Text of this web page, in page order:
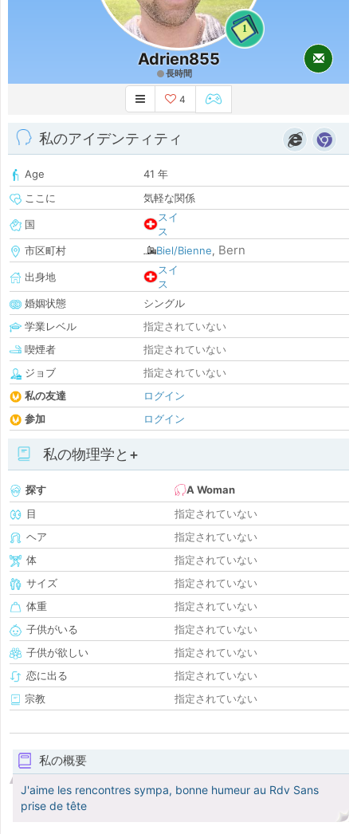
1
Adrien855
長時間
4
私のアイデンティティ
Age
41 年
ここに
気軽な関係
国
スイ
ス
市区町村
Biel/Bienne, Bern
出身地
スイ
ス
婚姻状態
シングル
学業レベル
指定されていない
喫煙者
指定されていない
ジョブ
指定されていない
私の友達
ログイン
参加
ログイン
私の物理学と+
探す
A Woman
目
指定されていない
ヘア
指定されていない
体
指定されていない
サイズ
指定されていない
体重
指定されていない
子供がいる
指定されていない
子供が欲しい
指定されていない
恋に出る
指定されていない
宗教
指定されていない
私の概要
J'aime les rencontres sympa, bonne humeur au Rdv Sans
prise de tête